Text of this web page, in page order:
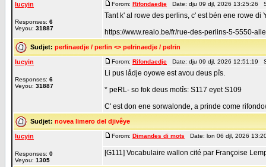
lucyin
Responses: 6
Veyou: 31887
Forom: Rifondaedje Date: dju 09 djl, 2026 13:25:26
Tant k' al rowe des perlins, c' est bén ene rowe di
https://www.realo.be/fr/rue-des-perlins-5-5550-
Sudjet: perlinaedje / perlin <> pelrinaedje / pelrin
lucyin
Responses: 6
Veyou: 31887
Forom: Rifondaedje Date: dju 09 djl, 2026 12:51:19
Li pus lådje oyowe est avou deus pîs.
* peRL- so fok deus motîs: S117 eyet S109
C' est don ene sorwalonde, a prinde come
Sudjet: novea limero del djivêye
lucyin
Responses: 0
Veyou: 1305
Forom: Dimandes di mots Date: lon 06 djl, 2026
[G111] Vocabulaire wallon cité par Françoise